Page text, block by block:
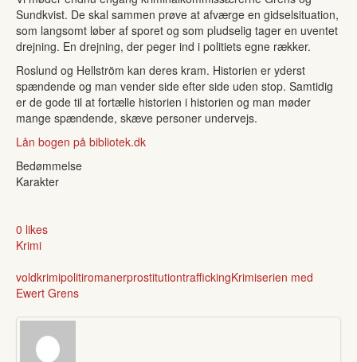
Sundkvist. De skal sammen prøve at afværge en gidselsituation,
som langsomt løber af sporet og som pludselig tager en uventet
drejning. En drejning, der peger ind i politiets egne rækker.
Roslund og Hellström kan deres kram. Historien er yderst
spændende og man vender side efter side uden stop. Samtidig
er de gode til at fortælle historien i historien og man møder
mange spændende, skæve personer undervejs.
Lån bogen på bibliotek.dk
Bedømmelse
Karakter
0 likes
Krimi
voldkrimipolitiromanerprostitutiontraffickingKrimiserien med
Ewert Grens